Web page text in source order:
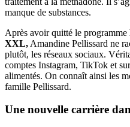
manque de substances.
Après avoir quitté le programme
XXL, Amandine Pellissard ne
plutôt, les réseaux sociaux.
comptes Instagram, TikTok et
alimentés. On connaît ainsi les
famille Pellissard.
Une nouvelle carrière